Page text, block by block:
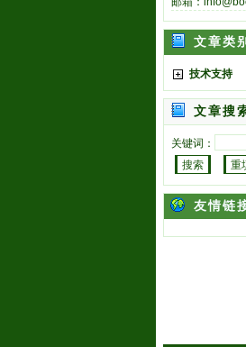
文章类别
技术支持
文章搜
关键词：
友情链